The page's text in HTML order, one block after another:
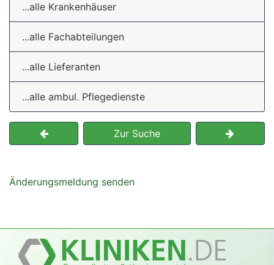
...alle Krankenhäuser
...alle Fachabteilungen
...alle Lieferanten
...alle ambul. Pflegedienste
Zur Suche
Änderungsmeldung senden